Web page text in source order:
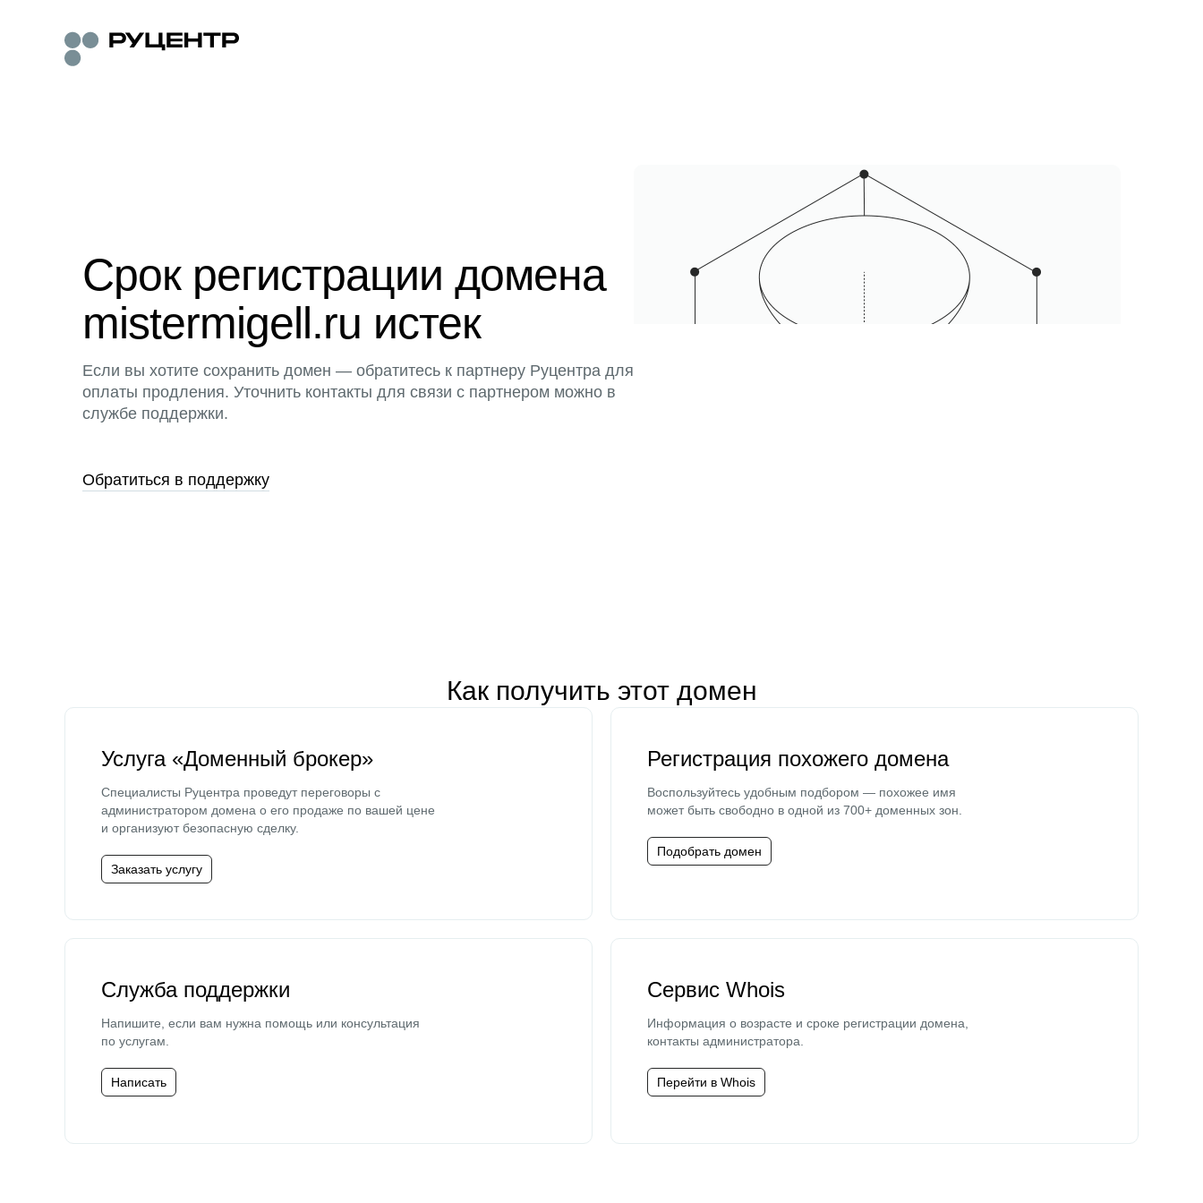
Срок регистрации домена
mistermigell.ru истек
Если вы хотите сохранить домен — обратитесь к партнеру Руцентра для
оплаты продления. Уточнить контакты для связи с партнером можно в
службе поддержки.
Обратиться в поддержку
Как получить этот домен
Услуга «Доменный брокер»
Специалисты Руцентра проведут переговоры с
администратором домена о его продаже по вашей цене
и организуют безопасную сделку.
Заказать услугу
Регистрация похожего домена
Воспользуйтесь удобным подбором — похожее имя
может быть свободно в одной из 700+ доменных зон.
Подобрать домен
Служба поддержки
Напишите, если вам нужна помощь или консультация
по услугам.
Написать
Сервис Whois
Информация о возрасте и сроке регистрации домена,
контакты администратора.
Перейти в Whois